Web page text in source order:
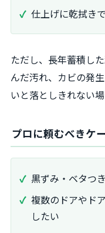
仕上げに乾拭き
ただし、長年蓄積し
んだ汚れ、カビの発
いと落としきれない場
プロに頼むべきケ
黒ずみ・ベタつ
複数のドアやド
したい